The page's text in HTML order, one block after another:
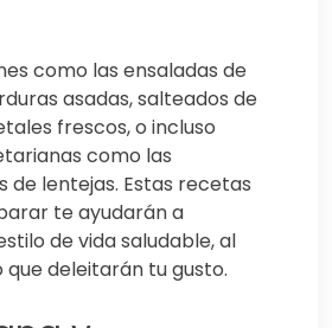
como las ensaladas de
asadas, salteados de
frescos, o incluso
como las
de lentejas. Estas recetas
te ayudarán a
de vida saludable, al
deleitarán tu gusto.